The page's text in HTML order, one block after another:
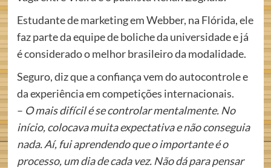
Estudante de marketing em Webber, na Flórida, ele
faz parte da equipe de boliche da universidade e já
é considerado o melhor brasileiro da modalidade.
Seguro, diz que a confiança vem do autocontrole e
da experiência em competições internacionais.
– O mais difícil é se controlar mentalmente. No
início, colocava muita expectativa e não conseguia
nada. Aí, fui aprendendo que o importante é o
processo, um dia de cada vez. Não dá para pensar